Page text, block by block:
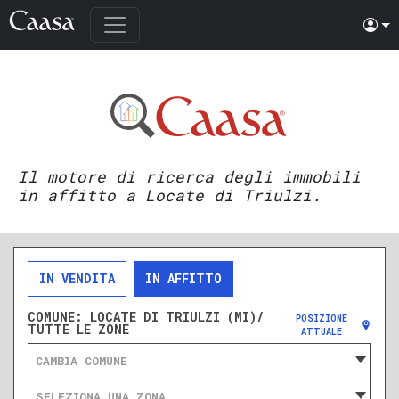
Il motore di ricerca degli immobili
in affitto a Locate di Triulzi.
IN VENDITA IN AFFITTO
COMUNE: LOCATE DI TRIULZI (MI)/
TUTTE LE ZONE
POSIZIONE
ATTUALE
CAMBIA COMUNE